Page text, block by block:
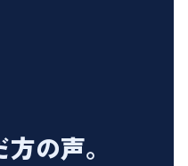
の声。